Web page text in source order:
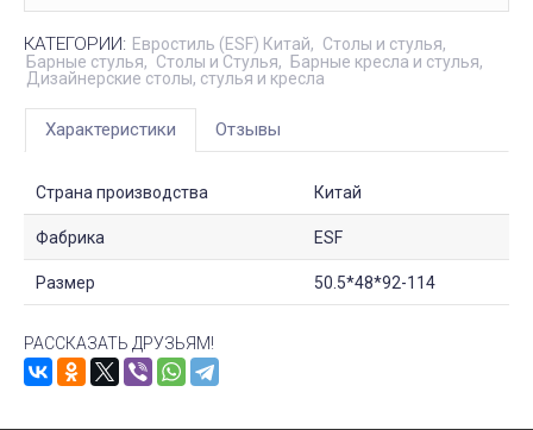
КАТЕГОРИИ: Евростиль (ESF) Китай
Столы и стулья
Барные стулья
Столы и Стулья
Барные кресла и стулья
Дизайнерские столы, стулья и кресла
Характеристики Отзывы
Страна производства Китай
Фабрика ESF
Размер 50.5*48*92-114
РАССКАЗАТЬ ДРУЗЬЯМ!